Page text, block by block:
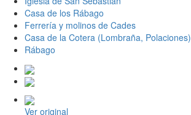
Casa de los Rábago
Ferrería y molinos de Cades
Casa de la Cotera (Lombraña, Polaciones)
Rábago
Ver original